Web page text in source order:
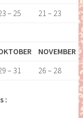
– 25 21 – 23
NOVEMBER
– 31 26 – 28
: